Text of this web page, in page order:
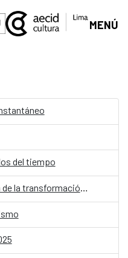
MENÚ
del tiempo
Cuerpo Atardecer: La poética de la transformación y la huella